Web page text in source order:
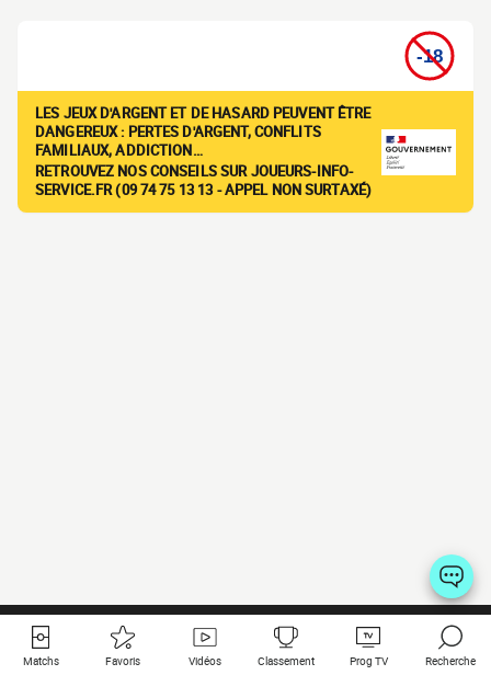
LES JEUX D'ARGENT ET DE HASARD PEUVENT ÊTRE
DANGEREUX : PERTES D'ARGENT, CONFLITS
FAMILIAUX, ADDICTION…
RETROUVEZ NOS CONSEILS SUR JOUEURS-INFO-
SERVICE.FR (09 74 75 13 13 - APPEL NON SURTAXÉ)
Matchs Favoris Vidéos Classement Prog TV Recherche